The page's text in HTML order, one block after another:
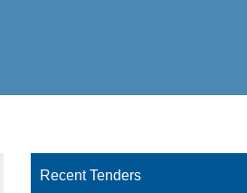
Recent Tenders